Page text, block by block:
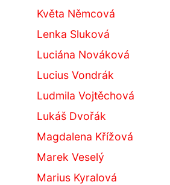
Květa Němcová
Lenka Sluková
Luciána Nováková
Lucius Vondrák
Ludmila Vojtěchová
Lukáš Dvořák
Magdalena Křížová
Marek Veselý
Marius Kyralová